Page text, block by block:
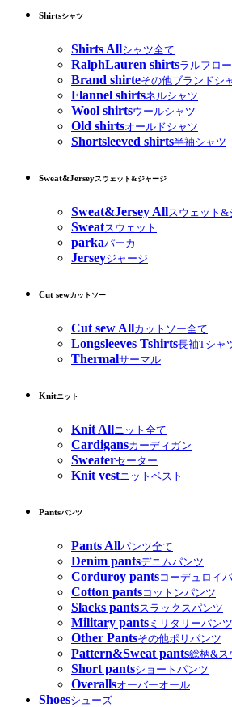
Shirtsシャツ
Shirts Allシャツ全て
RalphLauren shirtsラルフロ
Brand shirteその他ブランドシ
Flannel shirtsネルシャツ
Wool shirtsウールシャツ
Old shirtsオールドシャツ
Shortsleeved shirts半袖シャツ
Sweat&Jerseyスウェット&ジャージ
Sweat&Jersey Allスウェット&
Sweatスウェット
parkaパーカ
Jerseyジャージ
Cut sewカットソー
Cut sew Allカットソー全て
Longsleeves Tshirts長袖Tシャ
Thermalサーマル
Knitニット
Knit Allニット全て
Cardigansカーディガン
Sweaterセーター
Knit vestニットベスト
Pantsパンツ
Pants Allパンツ全て
Denim pantsデニムパンツ
Corduroy pantsコーデュロイ
Cotton pantsコットンパンツ
Slacks pantsスラックスパンツ
Military pants ミリタリーパンツ
Other Pantsその他ポリパンツ
Pattern&Sweat pants総柄&ス
Short pantsショートパンツ
Overallsオーバーオール
Shoesシューズ